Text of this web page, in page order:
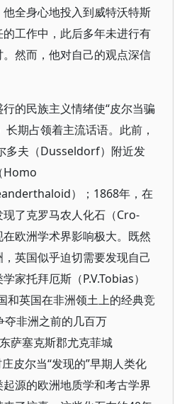
全身心地投入到威特沃特斯
工作中，此后多年未进行有
然而，他对自己的观点深信
的民族主义情绪使“皮尔当骗
期占领着主流话语。此前，
多夫（Dusseldorf）附近发
Homo
）；1868年，在
了克罗马农人化石（Cro-
欧洲学术界影响极大。既然
英国似乎迫切需要发现自己
家托拜厄斯（P.V.Tobias）
和英国在非洲领土上的经典竞
非洲之前的几百万
萨塞克斯郡尤克菲城
皮尔当“发现的”早期人类化
源的欧洲地质学和考古学界